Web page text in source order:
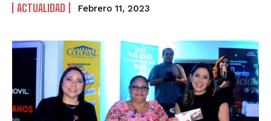
ACTUALIDAD Febrero 11, 2023